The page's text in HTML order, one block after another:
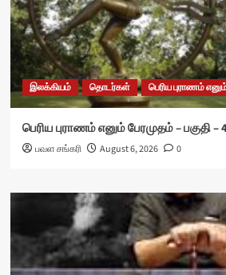
இலக்கியம் தொடர்கள் பெரிய புராணம்
பெரிய புராணம் எனும் பேரமுதம் – பகுதி –
பவள சங்கரி August 6, 2026 0